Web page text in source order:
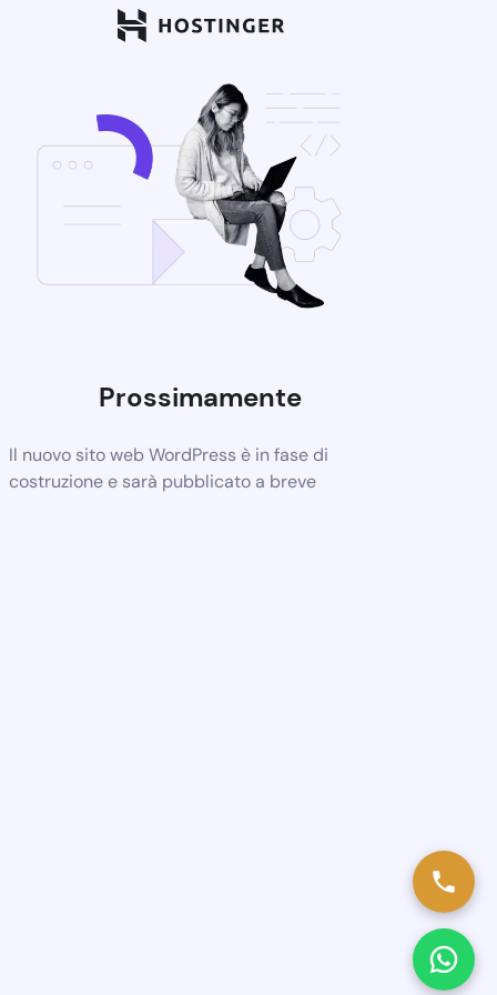
Prossimamente
Il nuovo sito web WordPress è in fase di
costruzione e sarà pubblicato a breve